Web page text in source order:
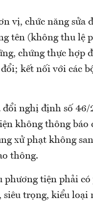
vị, chức năng sửa
tên (không thu lệ
chứng thực hợp
kết nối với các
đổi nghị định số
không thông báo
xử phạt không
thông.
phương tiện phải có
siêu trọng, kiểu loại